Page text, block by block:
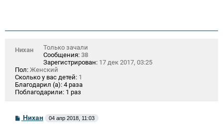
Нихан
Только зачали
Сообщения: 38
Зарегистрирован: 17 дек 2017, 03:25
Пол: Женский
Сколько у вас детей: 1
Благодарил (а): 4 раза
Поблагодарили: 1 раз
СНихан 04 апр 2018, 11:03